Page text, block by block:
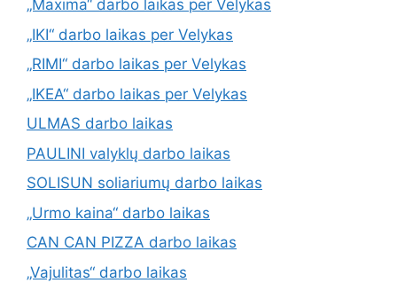
„Maxima“ darbo laikas per Velykas
„IKI“ darbo laikas per Velykas
„RIMI“ darbo laikas per Velykas
„IKEA“ darbo laikas per Velykas
ULMAS darbo laikas
PAULINI valyklų darbo laikas
SOLISUN soliariumų darbo laikas
„Urmo kaina“ darbo laikas
CAN CAN PIZZA darbo laikas
„Vajulitas“ darbo laikas